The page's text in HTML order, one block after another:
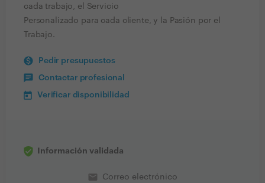
cada trabajo, el Servicio
Personalizado para cada cliente, y la Pasión por el
Trabajo.
Pedir presupuestos
Contactar profesional
Verificar disponibilidad
Información validada
email Correo electrónico